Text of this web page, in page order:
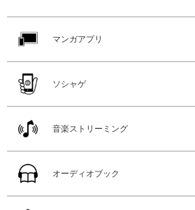
マンガアプリ
ソシャゲ
音楽ストリーミング
オーディオブック